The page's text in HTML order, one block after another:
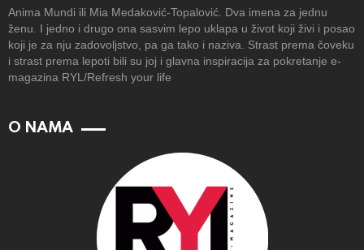
Anima Mundi ili Mia Medaković-Topalović. Dva imena za jednu
ženu. I jedno i drugo ona sasvim lepo uklapa u život koji živi i posao
koji je za nju zadovoljstvo, pa ga tako i naziva. Strast prema čoveku
i strast prema lepoti bili su joj i glavna inspiracija za pokretanje e-
magazina RYL/Refresh your life
O NAMA